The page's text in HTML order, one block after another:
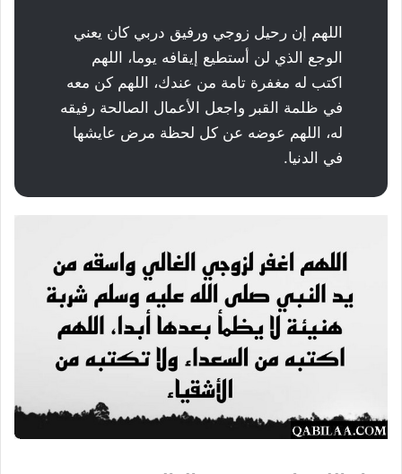
اللهم إن رحيل زوجي ورفيق دربي كان يعني
الوجع الذي لن أستطيع إيقافه يوما، اللهم
اكتب له مغفرة تامة من عندك، اللهم كن معه
في ظلمة القبر واجعل الأعمال الصالحة رفيقه
له، اللهم عوضه عن كل لحظة مرض عايشها
في الدنيا.